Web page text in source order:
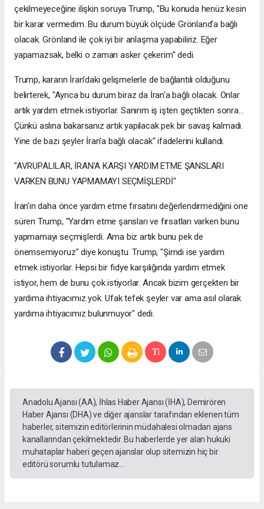
çekilmeyeceğine ilişkin soruya Trump, "Bu konuda henüz kesin
bir karar vermedim. Bu durum büyük ölçüde Grönland'a bağlı
olacak. Grönland ile çok iyi bir anlaşma yapabiliriz. Eğer
yapamazsak, belki o zaman asker çekerim" dedi.
Trump, kararın İran'daki gelişmelerle de bağlantılı olduğunu
belirterek, "Ayrıca bu durum biraz da İran'a bağlı olacak. Onlar
artık yardım etmek istiyorlar. Sanırım iş işten geçtikten sonra...
Çünkü aslına bakarsanız artık yapılacak pek bir savaş kalmadı.
Yine de bazı şeyler İran'a bağlı olacak" ifadelerini kullandı.
"AVRUPALILAR, İRAN'A KARŞI YARDIM ETME ŞANSLARI
VARKEN BUNU YAPMAMAYI SEÇMİŞLERDİ"
İran'ın daha önce yardım etme fırsatını değerlendirmediğini öne
süren Trump, "Yardım etme şansları ve fırsatları varken bunu
yapmamayı seçmişlerdi. Ama biz artık bunu pek de
önemsemiyoruz" diye konuştu. Trump, "Şimdi ise yardım
etmek istiyorlar. Hepsi bir fidye karşılığında yardım etmek
istiyor, hem de bunu çok istiyorlar. Ancak bizim gerçekten bir
yardıma ihtiyacımız yok. Ufak tefek şeyler var ama asıl olarak
yardıma ihtiyacımız bulunmuyor" dedi.
Anadolu Ajansı (AA), İhlas Haber Ajansı (İHA), Demirören
Haber Ajansı (DHA) ve diğer ajanslar tarafından eklenen tüm
haberler, sitemizin editörlerinin müdahalesi olmadan ajans
kanallarından çekilmektedir. Bu haberlerde yer alan hukuki
muhataplar haberi geçen ajanslar olup sitemizin hiç bir
editörü sorumlu tutulamaz...